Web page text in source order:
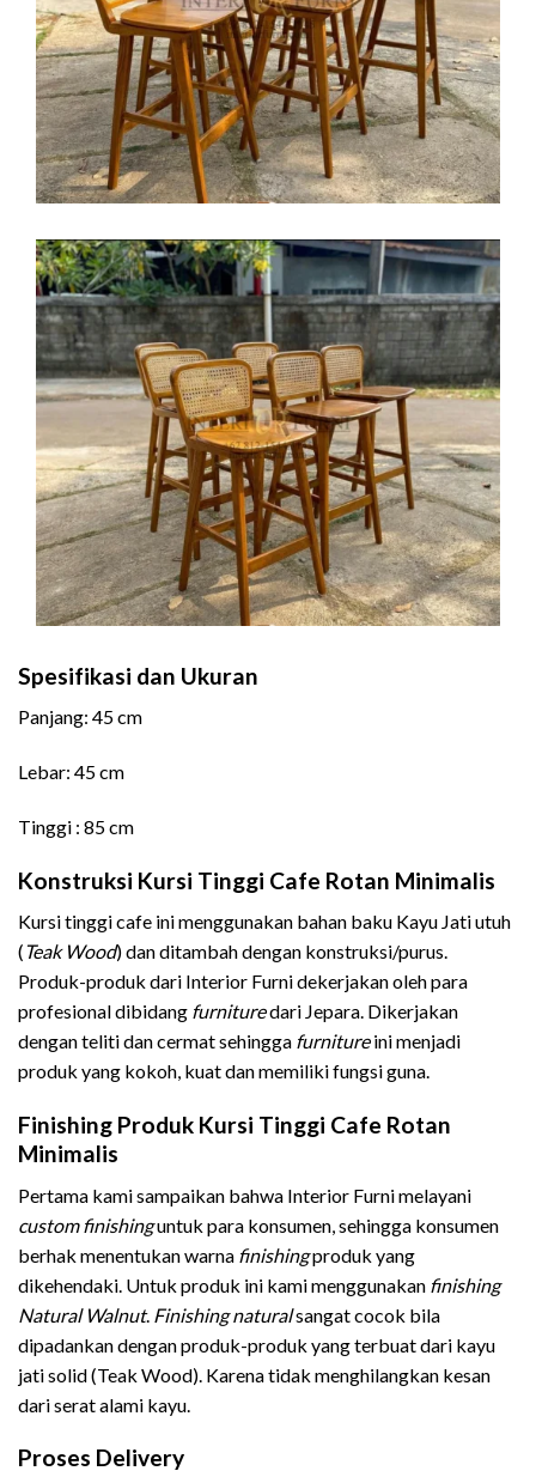
Spesifikasi dan Ukuran
Panjang: 45 cm
Lebar: 45 cm
Tinggi : 85 cm
Konstruksi Kursi Tinggi Cafe Rotan Minimalis
Kursi tinggi cafe ini menggunakan bahan baku Kayu Jati utuh
(Teak Wood) dan ditambah dengan konstruksi/purus.
Produk-produk dari Interior Furni dekerjakan oleh para
profesional dibidang furnituredari Jepara. Dikerjakan
dengan teliti dan cermat sehingga furnitureini menjadi
produk yang kokoh, kuat dan memiliki fungsi guna.
Finishing Produk Kursi Tinggi Cafe Rotan
Minimalis
Pertama kami sampaikan bahwa Interior Furni melayani
custom finishinguntuk para konsumen, sehingga konsumen
berhak menentukan warna finishingproduk yang
dikehendaki. Untuk produk ini kami menggunakan finishing
Natural Walnut. Finishing naturalsangat cocok bila
dipadankan dengan produk-produk yang terbuat dari kayu
jati solid (Teak Wood). Karena tidak menghilangkan kesan
dari serat alami kayu.
Proses Delivery